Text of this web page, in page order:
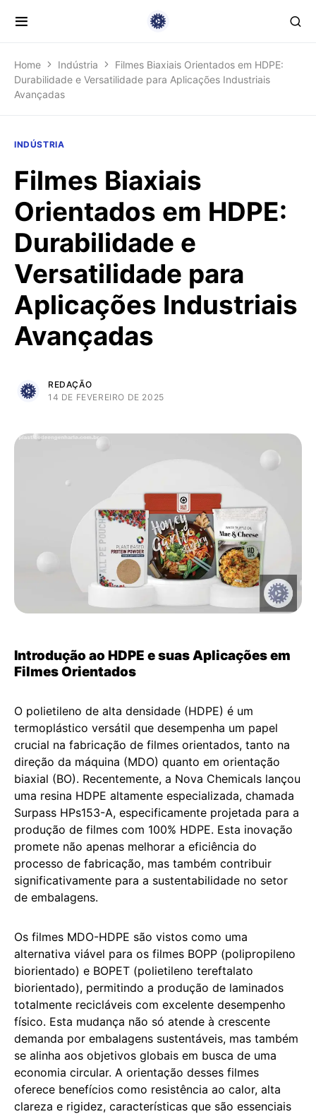
Home Indústria
Filmes Biaxiais Orientados em HDPE:
Durabilidade e Versatilidade para Aplicações Industriais
Avançadas
INDÚSTRIA
Filmes Biaxiais
Orientados em HDPE:
Durabilidade e
Versatilidade para
Aplicações Industriais
Avançadas
REDAÇÃO
14 DE FEVEREIRO DE 2025
Introdução ao HDPE e suas Aplicações em
Filmes Orientados
O polietileno de alta densidade (HDPE) é um
termoplástico versátil que desempenha um papel
crucial na fabricação de filmes orientados, tanto na
direção da máquina (MDO) quanto em orientação
biaxial (BO). Recentemente, a Nova Chemicals lançou
uma resina HDPE altamente especializada, chamada
Surpass HPs153-A, especificamente projetada para a
produção de filmes com 100% HDPE. Esta inovação
promete não apenas melhorar a eficiência do
processo de fabricação, mas também contribuir
significativamente para a sustentabilidade no setor
de embalagens.
Os filmes MDO-HDPE são vistos como uma
alternativa viável para os filmes BOPP (polipropileno
biorientado) e BOPET (polietileno tereftalato
biorientado), permitindo a produção de laminados
totalmente recicláveis com excelente desempenho
físico. Esta mudança não só atende à crescente
demanda por embalagens sustentáveis, mas também
se alinha aos objetivos globais em busca de uma
economia circular. A orientação desses filmes
oferece benefícios como resistência ao calor, alta
clareza e rigidez, características que são essenciais